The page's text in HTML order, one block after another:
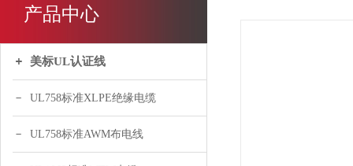
产品中心
美标UL认证线
UL758标准XLPE绝缘电缆
UL758标准AWM布电线